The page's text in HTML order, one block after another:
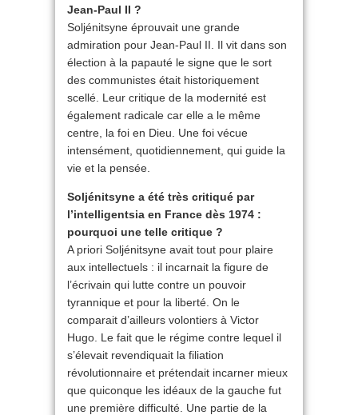
Jean-Paul II ?
Soljénitsyne éprouvait une grande
admiration pour Jean-Paul II. Il vit dans son
élection à la papauté le signe que le sort
des communistes était historiquement
scellé. Leur critique de la modernité est
également radicale car elle a le même
centre, la foi en Dieu. Une foi vécue
intensément, quotidiennement, qui guide la
vie et la pensée.
Soljénitsyne a été très critiqué par
l’intelligentsia en France dès 1974 :
pourquoi une telle critique ?
A priori Soljénitsyne avait tout pour plaire
aux intellectuels : il incarnait la figure de
l’écrivain qui lutte contre un pouvoir
tyrannique et pour la liberté. On le
comparait d’ailleurs volontiers à Victor
Hugo. Le fait que le régime contre lequel il
s’élevait revendiquait la filiation
révolutionnaire et prétendait incarner mieux
que quiconque les idéaux de la gauche fut
une première difficulté. Une partie de la